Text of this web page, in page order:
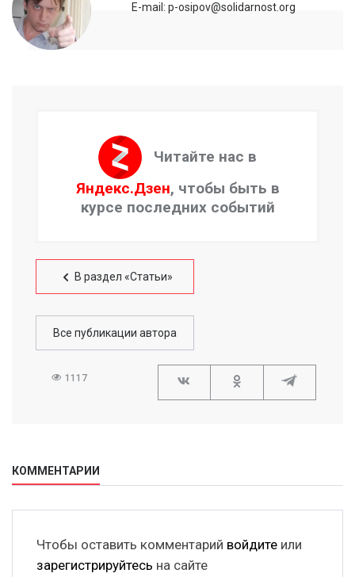
E-mail: p-osipov@solidarnost.org
Читайте нас в
Яндекс.Дзен, чтобы быть в
курсе последних событий
В раздел «Статьи»
Все публикации автора
1117
КОММЕНТАРИИ
Чтобы оставить комментарий войдите или
зарегистрируйтесь на сайте